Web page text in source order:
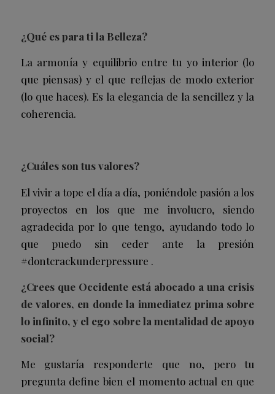
¿Qué es para ti la Belleza?
La armonía y equilibrio entre tu yo interior (lo
que piensas) y el que reflejas de modo exterior
(lo que haces). Es la elegancia de la sencillez y la
coherencia.
¿Cuáles son tus valores?
El vivir a tope el día a día, poniéndole pasión a los
proyectos en los que me involucro, siendo
agradecida por lo que tengo, ayudando todo lo
que puedo sin ceder ante la presión
#dontcrackunderpressure .
¿Crees que Occidente está abocado a una crisis
de valores, en donde la inmediatez prima sobre
lo infinito, y el ego sobre la mentalidad de apoyo
social?
Me gustaría responderte que no, pero tu
pregunta define bien el momento actual en que